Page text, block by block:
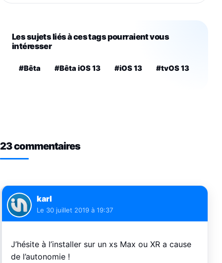
Les sujets liés à ces tags pourraient vous
intéresser
#Bêta #Bêta iOS 13 #iOS 13 #tvOS 13
23 commentaires
karl
Le 30 juillet 2019 à 19:37
J’hésite à l’installer sur un xs Max ou XR a cause
de l’autonomie !